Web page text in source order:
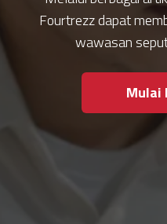
Fourtrezz dapat
wawasan
Mulai